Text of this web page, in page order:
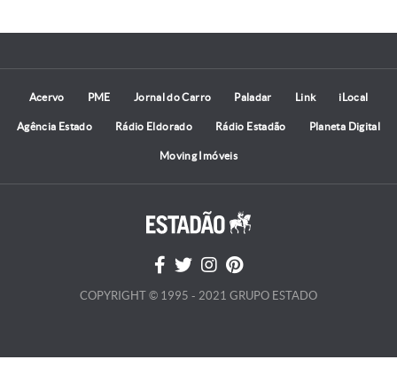
Acervo PME Jornal do Carro Paladar Link iLocal
Agência Estado Rádio Eldorado Rádio Estadão Planeta Digital
Moving Imóveis
COPYRIGHT © 1995 - 2021 GRUPO ESTADO